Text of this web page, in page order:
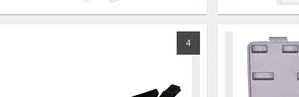
4